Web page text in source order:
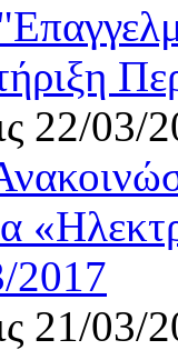
22/03/
2017
21/03/